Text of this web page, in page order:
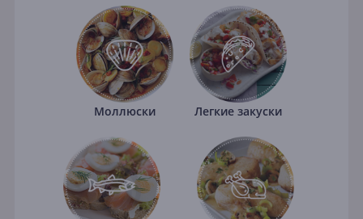
Моллюски Легкие закуски